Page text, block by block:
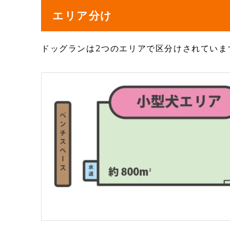
エリア分け
ドッグランは2つのエリアで区分けされていま